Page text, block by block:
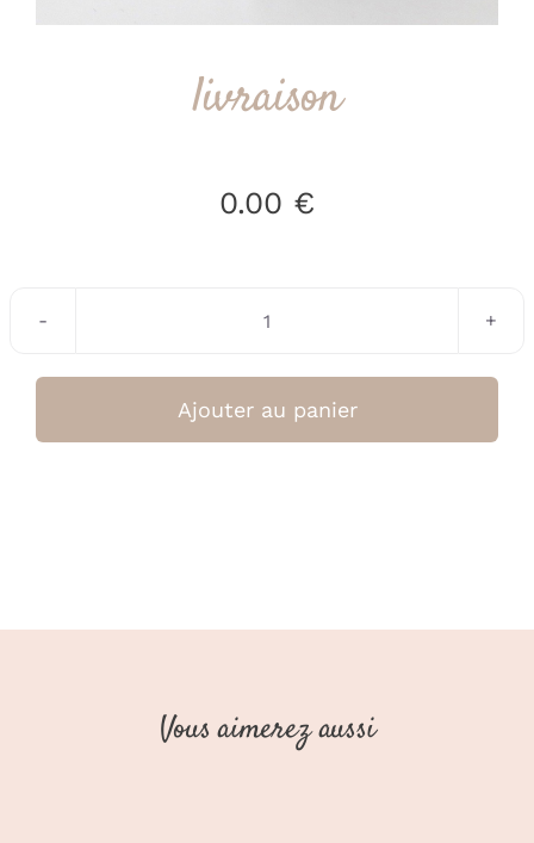
livraison
0.00 €
quantité
livraison
Ajouter au panier
Vous aimerez aussi